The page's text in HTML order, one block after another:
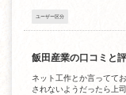
ユーザー区分
飯田産業の口コミと
ネット工作とか言ってて
されないようだったら上